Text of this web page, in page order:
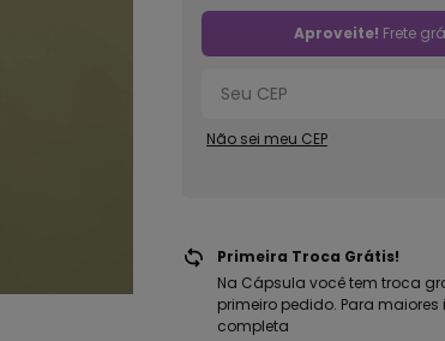
Aproveite! Frete
Não sei meu CEP
Primeira Troca Grátis!
Na Cápsula você tem troca
primeiro pedido. Para
completa